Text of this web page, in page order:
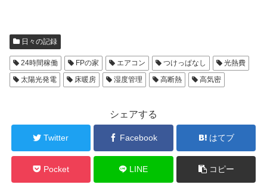
日々の記録
24時間稼働 FPの家 エアコン つけっぱなし
光熱費
太陽光発電
床暖房 湿度管理 高断熱 高気密
シェアする
Twitter Facebook はてブ
Pocket LINE コピー